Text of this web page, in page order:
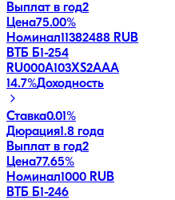
Выплат в год2
Цена75.00%
Номинал11382488 RUB
ВТБ Б1-254
RU000A103XS2AAA
14.7%Доходность
Ставка0.01%
Дюрация1.8 года
Выплат в год2
Цена77.65%
Номинал1000 RUB
ВТБ Б1-246